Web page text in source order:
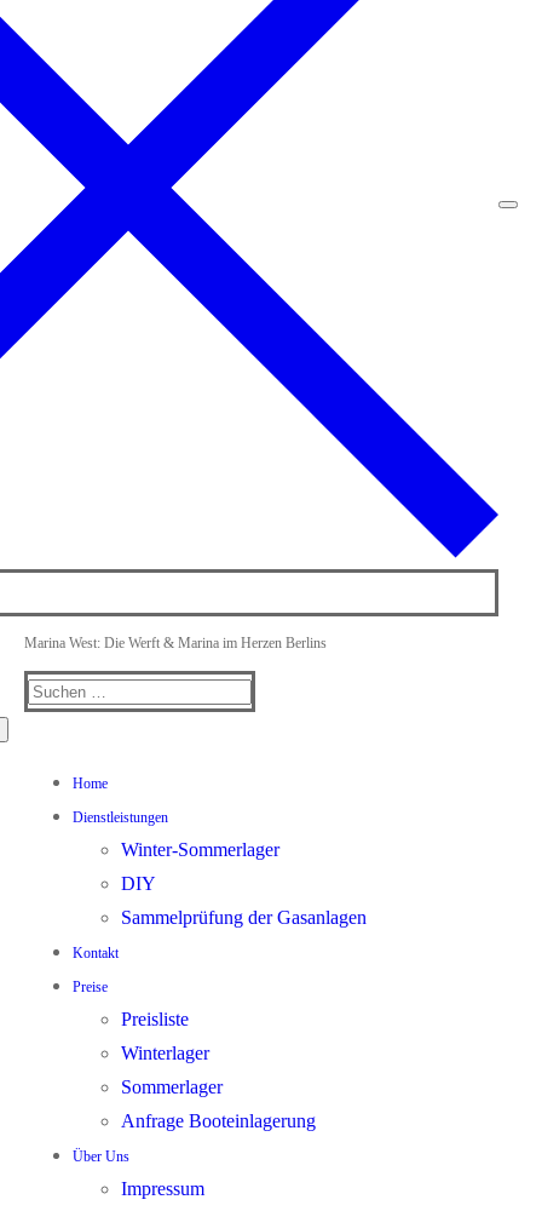
Marina West: Die Werft & Marina im Herzen Berlins
Suchen
Home
Dienstleistungen
Winter-Sommerlager
DIY
Sammelprüfung der Gasanlagen
Kontakt
Preise
Preisliste
Winterlager
Sommerlager
Anfrage Booteinlagerung
Über Uns
Impressum